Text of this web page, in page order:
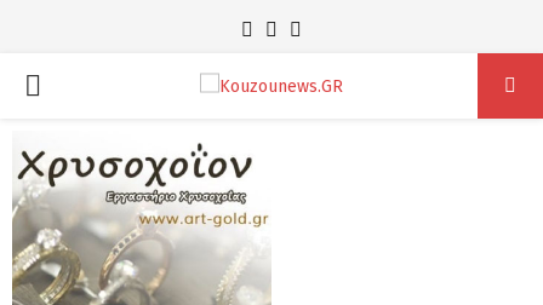
Facebook
Instagram
PRIMARY
MENU